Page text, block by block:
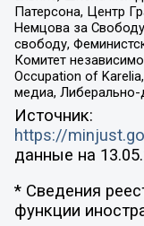
Патерсона, Центр
Немцова за
свободу,
Комитет
Occupation of
медиа, Либерально-
Источник:
https://
данные на
* Сведения
функции